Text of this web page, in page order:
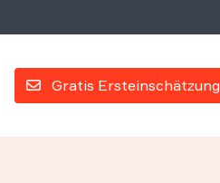
Gratis Ersteinschätzung